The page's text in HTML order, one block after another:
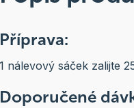
Příprava:
1 nálevový sáček zalijte
Doporučené